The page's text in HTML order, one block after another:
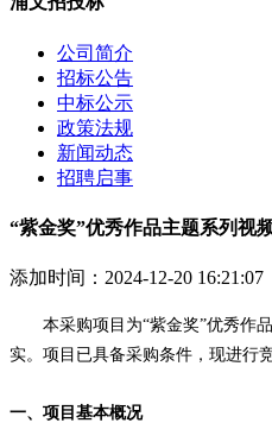
公司简介
招标公告
中标公示
政策法规
新闻动态
招聘启事
“紫金奖”优秀作品主题系列视
添加时间：2024-12-20 16:21:07
本采购项目为“紫金奖”优秀作
实。项目已具备采购条件，现进行
一、项目 基本概况